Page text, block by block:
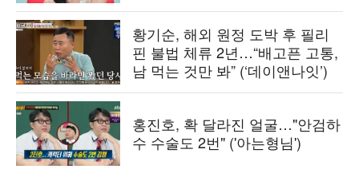
황기순, 해외 원정 도박 후 필리
핀 불법 체류 2년…“배고픈 고통,
남 먹는 것만 봐” (‘데이앤나잇’)
홍진호, 확 달라진 얼굴…"안검하
수 수술도 2번" ('아는형님')